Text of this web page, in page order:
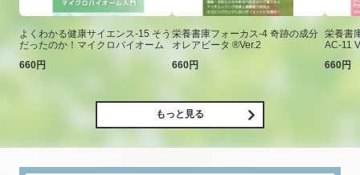
よくわかる健康サイエンス-15 そう
だったのか！マイクロバイオーム
660円
栄養書庫フォーカス-4 奇跡の成分
オレアビータ ®Ver.2
660円
栄養書
AC-11
660円
もっと見る